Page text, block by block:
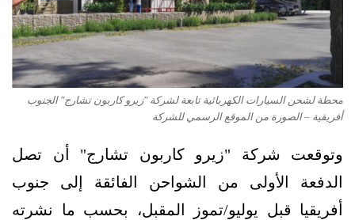
محطة لشحن السيارات الكهربائية تابعة لشركة "زيرو كاربون تشارج" الجنوب
أفريقية – الصورة من الموقع الرسمي للشركة
وتوقعت شركة "زيرو كاربون تشارج" أن تصل
الدفعة الأولى من الشواحن الفائقة إلى جنوب
أفريقيا قبل يوليو/تموز المقبل، بحسب ما نشرته